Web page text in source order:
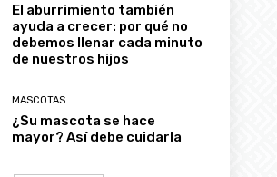
El aburrimiento también
ayuda a crecer: por qué no
debemos llenar cada minuto
de nuestros hijos
MASCOTAS
¿Su mascota se hace
mayor? Así debe cuidarla